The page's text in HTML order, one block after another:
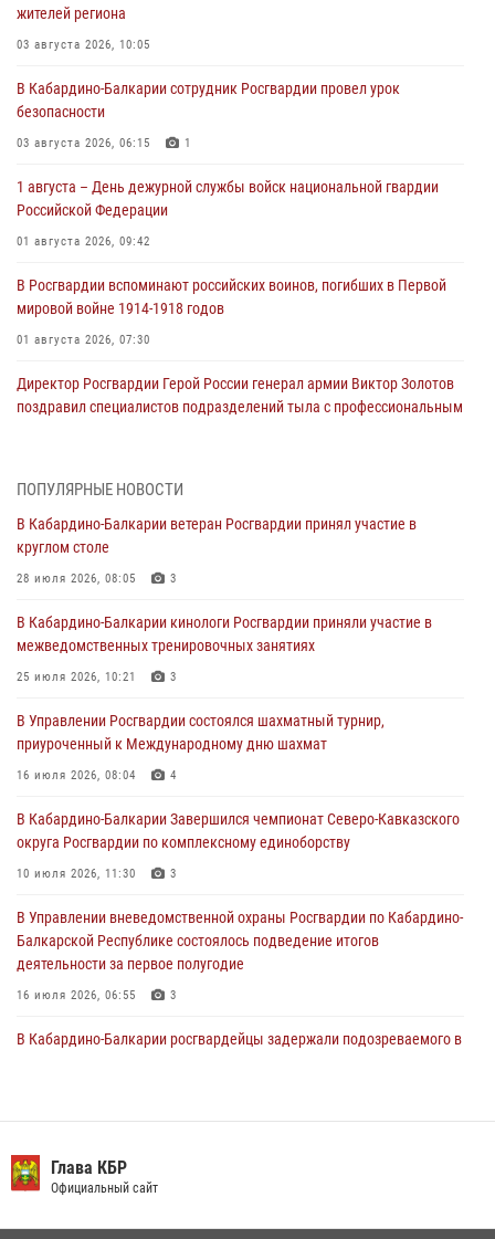
жителей региона
03 августа 2026, 10:05
В Кабардино‑Балкарии сотрудник Росгвардии провел урок
безопасности
03 августа 2026, 06:15 1
1 августа – День дежурной службы войск национальной гвардии
Российской Федерации
01 августа 2026, 09:42
В Росгвардии вспоминают российских воинов, погибших в Первой
мировой войне 1914-1918 годов
01 августа 2026, 07:30
Директор Росгвардии Герой России генерал армии Виктор Золотов
поздравил специалистов подразделений тыла с профессиональным
направлении
31 июля 2026, 09:22
генерала армии Виктора Золотова с заместителем полномочного
представителя Президента Российской Федерации в Северо-
Кавказском федеральном округе Виталием Кузнецовым
Управление Росгвардии по Кабардино-Балкарской Республике
информирует
В Кабардино-Балкарии нештатные инструктора подразделений
Росгвардии отработали профессиональные навыки
ПОПУЛЯРНЫЕ НОВОСТИ
В Кабардино-Балкарии ветеран Росгвардии принял участие в
круглом столе
28 июля 2026, 08:05 3
В Кабардино-Балкарии кинологи Росгвардии приняли участие в
межведомственных тренировочных занятиях
25 июля 2026, 10:21 3
В Управлении Росгвардии состоялся шахматный турнир,
приуроченный к Международному дню шахмат
16 июля 2026, 08:04 4
В Кабардино-Балкарии Завершился чемпионат Северо-Кавказского
округа Росгвардии по комплексному единоборству
10 июля 2026, 11:30 3
В Управлении вневедомственной охраны Росгвардии по Кабардино-
Балкарской Республике состоялось подведение итогов
деятельности за первое полугодие
16 июля 2026, 06:55 3
В Кабардино-Балкарии росгвардейцы задержали подозреваемого в
округе Росгвардии
09 июля 2026, 08:36
Глава КБР
Официальный сайт